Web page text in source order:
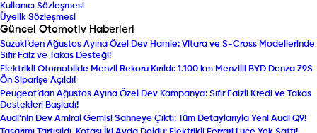
Kullanıcı Sözleşmesi
Üyelik Sözleşmesi
Güncel Otomotiv Haberleri
Suzuki’den Ağustos Ayına Özel Dev Hamle: Vitara ve S-Cross Modellerinde
Sıfır Faiz ve Takas Desteği!
Elektrikli Otomobilde Menzil Rekoru Kırıldı: 1.100 km Menzilli BYD Denza Z9S
Ön Siparişe Açıldı!
Peugeot’dan Ağustos Ayına Özel Dev Kampanya: Sıfır Faizli Kredi ve Takas
Destekleri Başladı!
Audi’nin Dev Amiral Gemisi Sahneye Çıktı: Tüm Detaylarıyla Yeni Audi Q9!